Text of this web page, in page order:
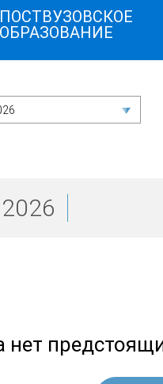
ПОСТВУЗОВСКОЕ
ОБРАЗОВАНИЕ
2026
нет